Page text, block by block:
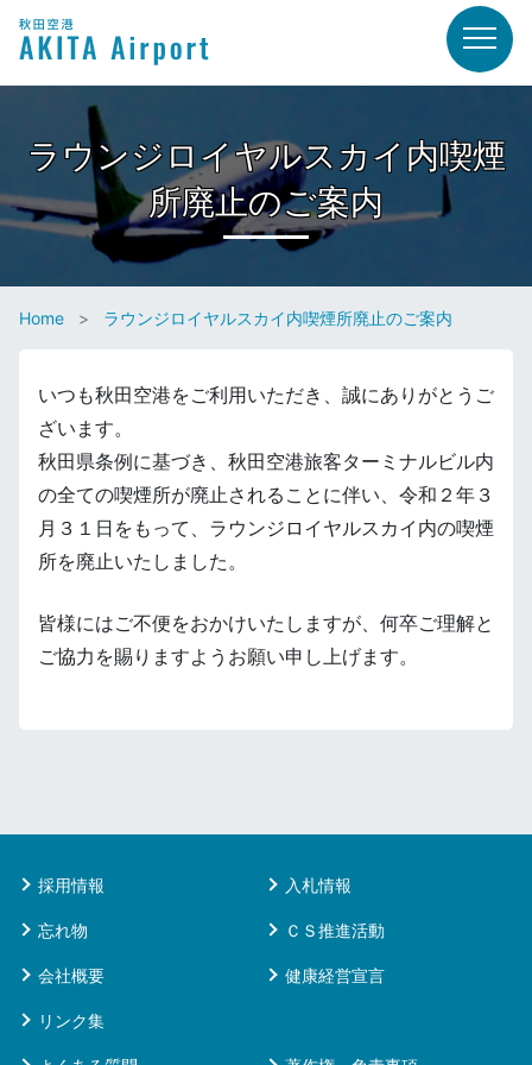
ラウンジロイヤルスカイ内喫煙
所廃止のご案内
Home ラウンジロイヤルスカイ内喫煙所廃止のご案内
いつも秋田空港をご利用いただき、誠にありがとうご
ざいます。
秋田県条例に基づき、秋田空港旅客ターミナルビル内
の全ての喫煙所が廃止されることに伴い、令和２年３
月３１日をもって、ラウンジロイヤルスカイ内の喫煙
所を廃止いたしました。
皆様にはご不便をおかけいたしますが、何卒ご理解と
ご協力を賜りますようお願い申し上げます。
採用情報 入札情報
忘れ物 ＣＳ推進活動
会社概要 健康経営宣言
リンク集